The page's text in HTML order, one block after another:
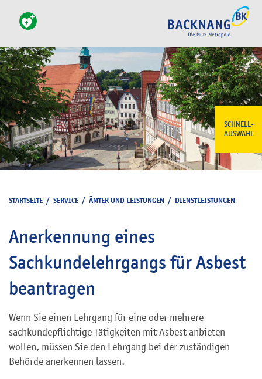
SCHNELL-
AUSWAHL
STARTSEITE / SERVICE / ÄMTER UND LEISTUNGEN / DIENSTLEISTUNGEN
Anerkennung eines
Sachkundelehrgangs für Asbest
beantragen
Wenn Sie einen Lehrgang für eine oder mehrere
sachkundepflichtige Tätigkeiten mit Asbest anbieten
wollen, müssen Sie den Lehrgang bei der zuständigen
Behörde anerkennen lassen.